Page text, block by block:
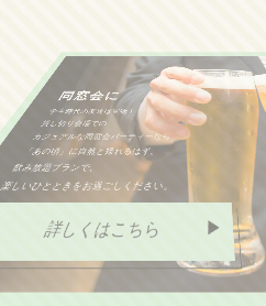
同窓会に
学生時代の友達は宝物！
貸し切り会場での
カジュアルな同窓会パーティーなら
「あの頃」に自然と帰れるはず。
飲み放題プランで、
楽しいひとときをお過ごしください。
詳しくはこちら